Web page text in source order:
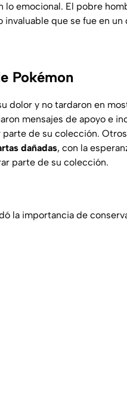
lo emocional. El pobre
invaluable que se fue en un
Pokémon
dolor y no tardaron en
mensajes de apoyo e
de su colección.
dañadas, con la
parte de su colección.
la importancia de